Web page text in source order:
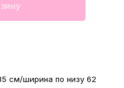
см/ширина по низу 62